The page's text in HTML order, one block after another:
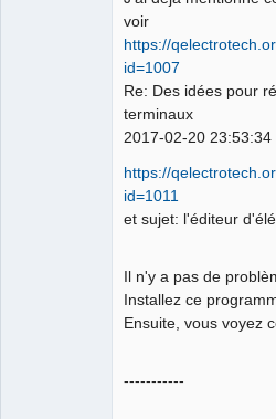
voir
https://
id=1007
Re: Des idées pour
terminaux
2017-02-20 23:53:34
https://
id=1011
et sujet: l'éditeur
Il n'y a pas de
Installez ce
Ensuite, vous voyez
-----------